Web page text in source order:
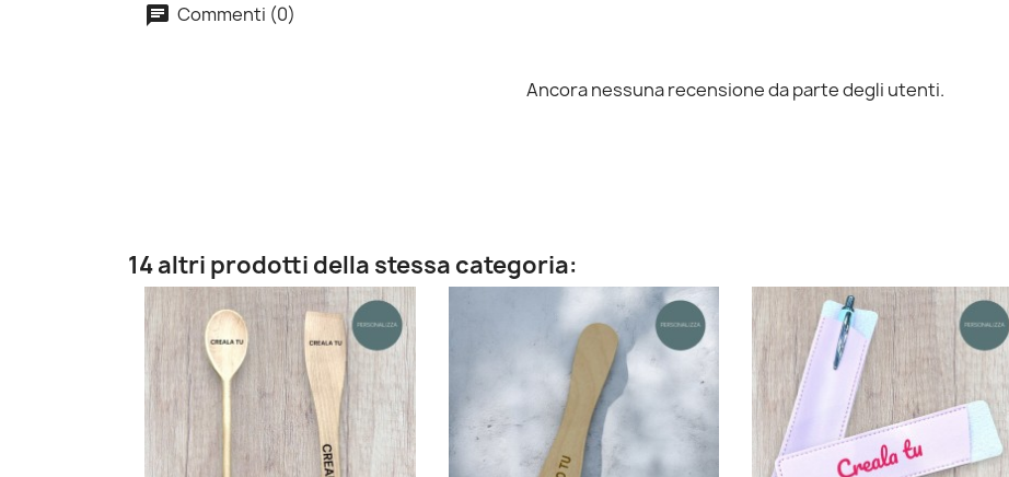
Commenti (0)
Ancora nessuna recensione da parte degli utenti.
14 altri prodotti della stessa categoria: